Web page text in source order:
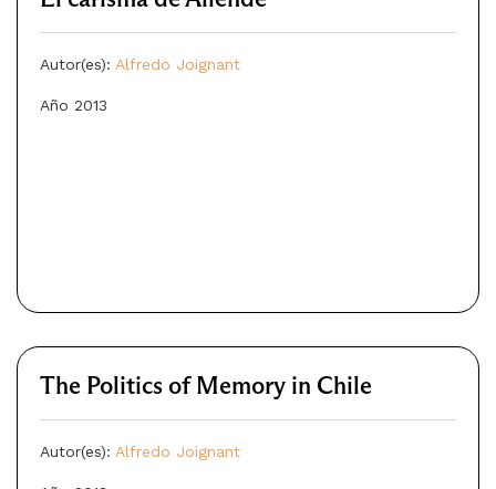
Autor(es): Alfredo Joignant
Año 2013
The Politics of Memory in Chile
Autor(es): Alfredo Joignant